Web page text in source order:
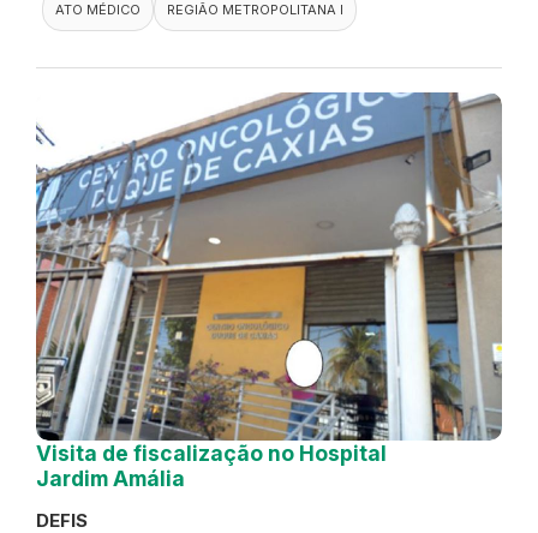
ATO MÉDICO
REGIÃO METROPOLITANA I
Visita de fiscalização no Hospital
Jardim Amália
DEFIS